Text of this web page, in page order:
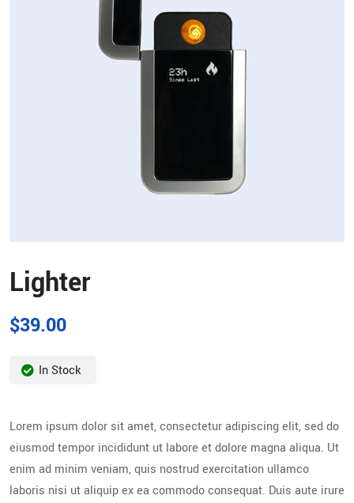
Lighter
$39.00
In Stock
Lorem ipsum dolor sit amet, consectetur adipiscing elit, sed do
eiusmod tempor incididunt ut labore et dolore magna aliqua. Ut
enim ad minim veniam, quis nostrud exercitation ullamco
laboris nisi ut aliquip ex ea commodo consequat. Duis aute irure